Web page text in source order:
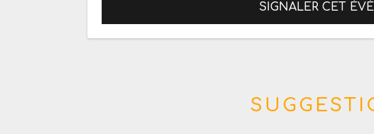
SIGNALER CET